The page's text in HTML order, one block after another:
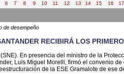
6 7 8 9 10 11 12 13 14 15 16 17
de desempeño
RECIBIRÁ LOS
(SNE). En presencia del ministro de la
Luis Miguel Morelli, firmó el convenio
de la ESE Gramalote de ese